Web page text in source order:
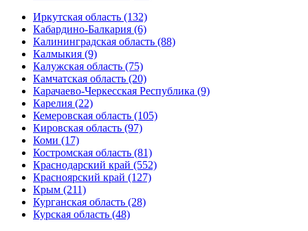
Иркутская область (132)
Кабардино-Балкария (6)
Калининградская область (88)
Калмыкия (9)
Калужская область (75)
Камчатская область (20)
Карачаево-Черкесская Республика (9)
Карелия (22)
Кемеровская область (105)
Кировская область (97)
Коми (17)
Костромская область (81)
Краснодарский край (552)
Красноярский край (127)
Крым (211)
Курганская область (28)
Курская область (48)